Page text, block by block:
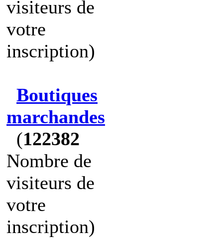
visiteurs de
votre
inscription)
Boutiques
marchandes
(122382
Nombre de
visiteurs de
votre
inscription)